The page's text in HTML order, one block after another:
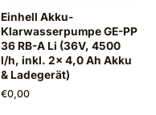
Einhell Akku-
Klarwasserpumpe GE-PP
36 RB-A Li (36V, 4500
l/h, inkl. 2x 4,0 Ah Akku
& Ladegerät)
€0,00